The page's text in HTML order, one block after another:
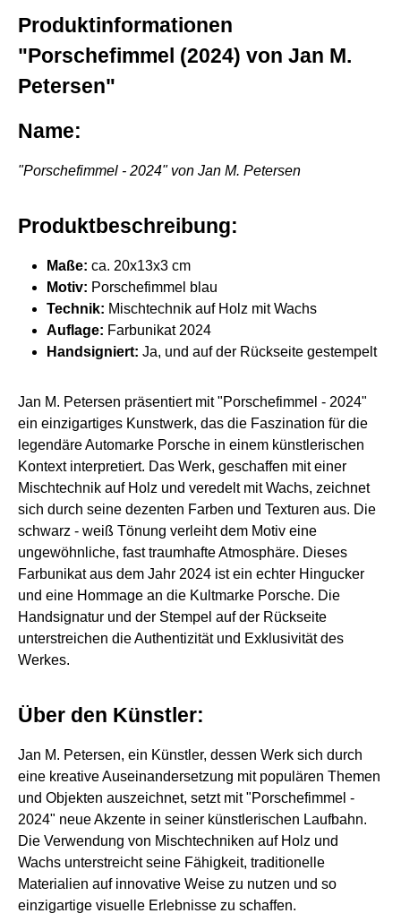
Produktinformationen
"Porschefimmel (2024) von Jan M.
Petersen"
Name:
"Porschefimmel - 2024" von Jan M. Petersen
Produktbeschreibung:
Maße: ca. 20x13x3 cm
Motiv: Porschefimmel blau
Technik: Mischtechnik auf Holz mit Wachs
Auflage: Farbunikat 2024
Handsigniert: Ja, und auf der Rückseite gestempelt
Jan M. Petersen präsentiert mit "Porschefimmel - 2024"
ein einzigartiges Kunstwerk, das die Faszination für die
legendäre Automarke Porsche in einem künstlerischen
Kontext interpretiert. Das Werk, geschaffen mit einer
Mischtechnik auf Holz und veredelt mit Wachs, zeichnet
sich durch seine dezenten Farben und Texturen aus. Die
schwarz - weiß Tönung verleiht dem Motiv eine
ungewöhnliche, fast traumhafte Atmosphäre. Dieses
Farbunikat aus dem Jahr 2024 ist ein echter Hingucker
und eine Hommage an die Kultmarke Porsche. Die
Handsignatur und der Stempel auf der Rückseite
unterstreichen die Authentizität und Exklusivität des
Werkes.
Über den Künstler:
Jan M. Petersen, ein Künstler, dessen Werk sich durch
eine kreative Auseinandersetzung mit populären Themen
und Objekten auszeichnet, setzt mit "Porschefimmel -
2024" neue Akzente in seiner künstlerischen Laufbahn.
Die Verwendung von Mischtechniken auf Holz und
Wachs unterstreicht seine Fähigkeit, traditionelle
Materialien auf innovative Weise zu nutzen und so
einzigartige visuelle Erlebnisse zu schaffen.